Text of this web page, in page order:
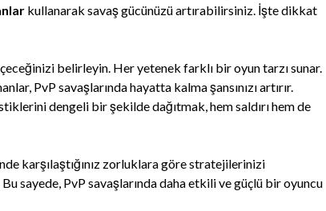
kullanarak savaş gücünüzü artırabilirsiniz. İşte dikkat
belirleyin. Her yetenek farklı bir oyun tarzı sunar.
PvP savaşlarında hayatta kalma şansınızı artırır.
dengeli bir şekilde dağıtmak, hem saldırı hem de
karşılaştığınız zorluklara göre stratejilerinizi
sayede, PvP savaşlarında daha etkili ve güçlü bir oyuncu